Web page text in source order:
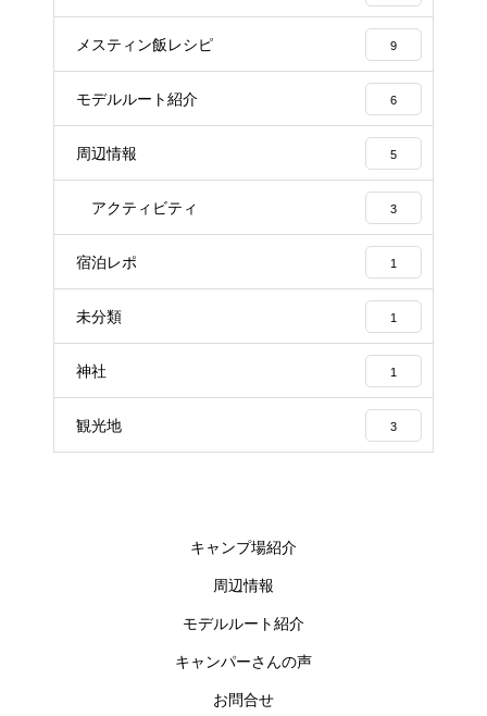
メスティン飯レシピ 9
モデルルート紹介 6
周辺情報 5
アクティビティ 3
宿泊レポ 1
未分類 1
神社 1
観光地 3
キャンプ場紹介
周辺情報
モデルルート紹介
キャンパーさんの声
お問合せ